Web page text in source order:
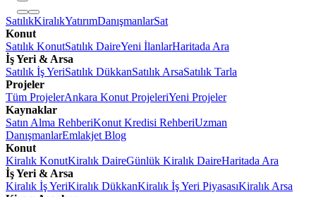
SatılıkKiralıkYatırımDanışmanlarSat
Konut
Satılık KonutSatılık DaireYeni İlanlarHaritada Ara
İş Yeri & Arsa
Satılık İş YeriSatılık DükkanSatılık ArsaSatılık Tarla
Projeler
Tüm ProjelerAnkara Konut ProjeleriYeni Projeler
Kaynaklar
Satın Alma RehberiKonut Kredisi RehberiUzman
DanışmanlarEmlakjet Blog
Konut
Kiralık KonutKiralık DaireGünlük Kiralık DaireHaritada Ara
İş Yeri & Arsa
Kiralık İş YeriKiralık DükkanKiralık İş Yeri PiyasasıKiralık Arsa